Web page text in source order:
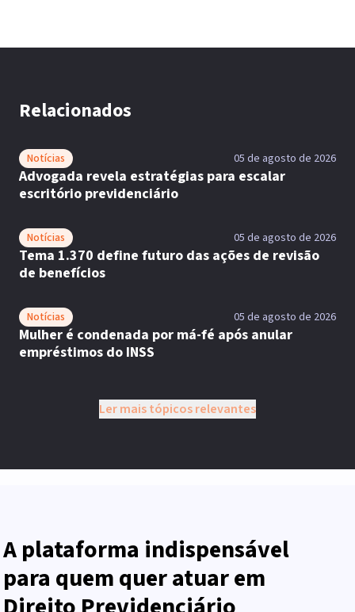
Relacionados
Notícias 05 de agosto de 2026
Advogada revela estratégias para escalar
escritório previdenciário
Notícias 05 de agosto de 2026
Tema 1.370 define futuro das ações de revisão
de benefícios
Notícias 05 de agosto de 2026
Mulher é condenada por má-fé após anular
empréstimos do INSS
Ler mais tópicos relevantes
A plataforma indispensável
para quem quer atuar em